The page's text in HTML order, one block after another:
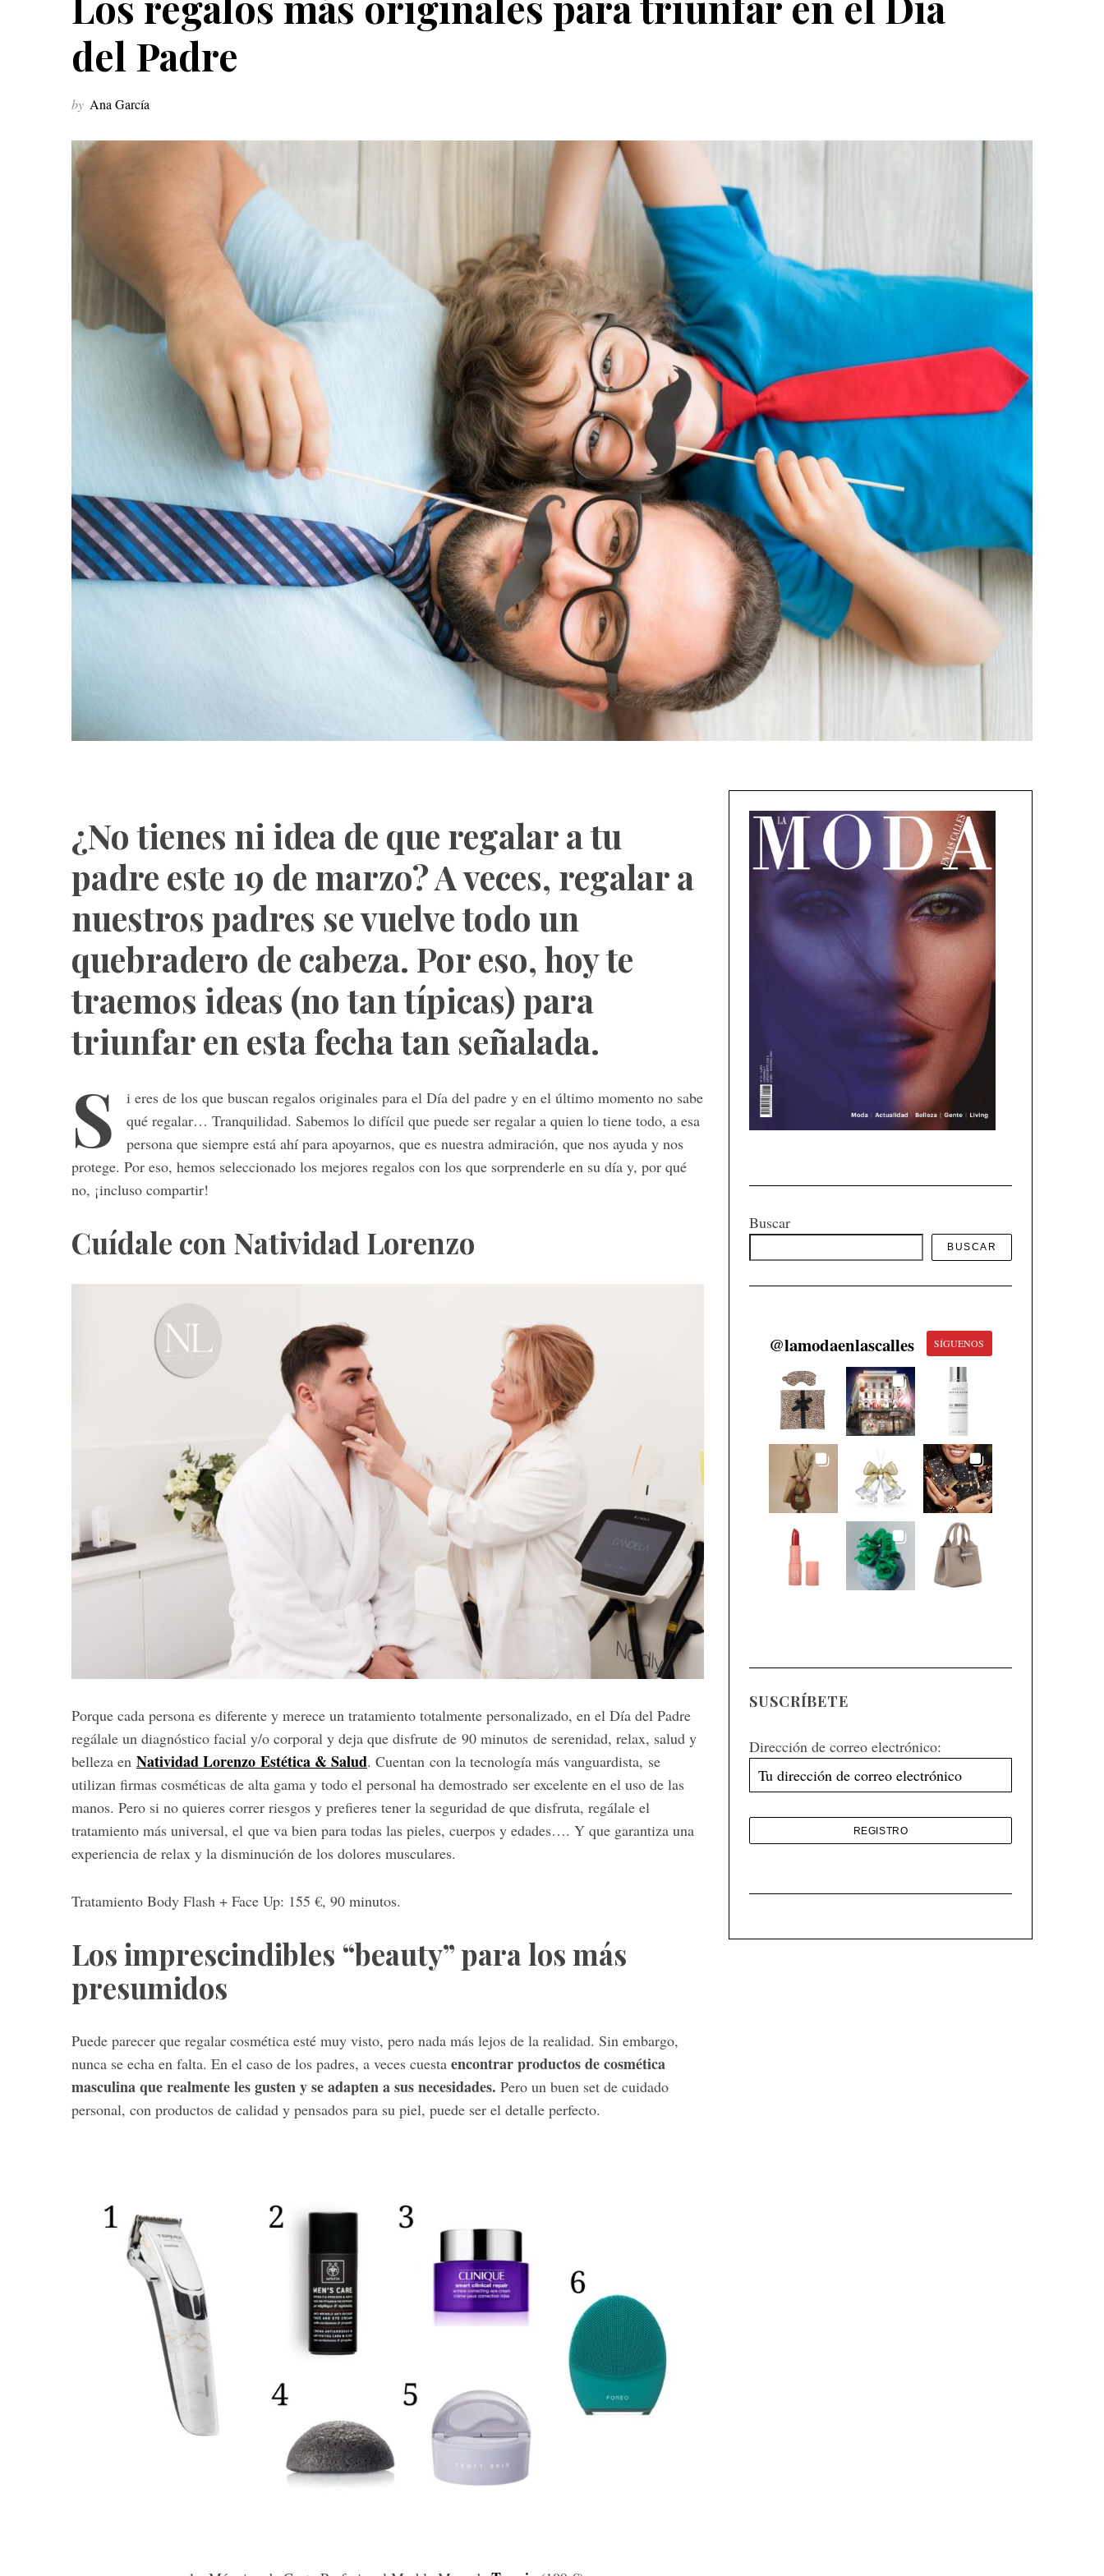
del Padre
by Ana García
¿No tienes ni idea de que regalar a tu
padre este 19 de marzo? A veces, regalar a
nuestros padres se vuelve todo un
quebradero de cabeza. Por eso, hoy te
traemos ideas (no tan típicas) para
triunfar en esta fecha tan señalada.
S
i eres de los que buscan regalos originales para el Día del padre y en el último momento no sabe
qué regalar… Tranquilidad. Sabemos lo difícil que puede ser regalar a quien lo tiene todo, a esa
persona que siempre está ahí para apoyarnos, que es nuestra admiración, que nos ayuda y nos
protege. Por eso, hemos seleccionado los mejores regalos con los que sorprenderle en su día y, por qué
no, ¡incluso compartir!
Cuídale con Natividad Lorenzo
Porque cada persona es diferente y merece un tratamiento totalmente personalizado, en el Día del Padre
regálale un diagnóstico facial y/o corporal y deja que disfrute de 90 minutos de serenidad, relax, salud y
belleza en Natividad Lorenzo Estética & Salud. Cuentan con la tecnología más vanguardista, se
utilizan firmas cosméticas de alta gama y todo el personal ha demostrado ser excelente en el uso de las
manos. Pero si no quieres correr riesgos y prefieres tener la seguridad de que disfruta, regálale el
tratamiento más universal, el que va bien para todas las pieles, cuerpos y edades…. Y que garantiza una
experiencia de relax y la disminución de los dolores musculares.
Tratamiento Body Flash + Face Up: 155 €, 90 minutos.
Los imprescindibles “beauty” para los más
presumidos
Puede parecer que regalar cosmética esté muy visto, pero nada más lejos de la realidad. Sin embargo,
nunca se echa en falta. En el caso de los padres, a veces cuesta encontrar productos de cosmética
masculina que realmente les gusten y se adapten a sus necesidades. Pero un buen set de cuidado
personal, con productos de calidad y pensados para su piel, puede ser el detalle perfecto.
Buscar
BUSCAR
@lamodaenlascalles SÍGUENOS
SUSCRÍBETE
Dirección de correo electrónico:
S
r
c
o
r
: